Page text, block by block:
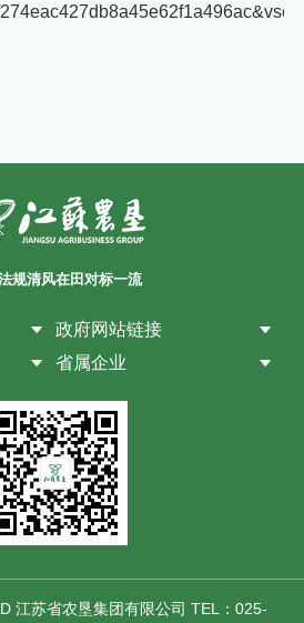
规清风在田 对标一流
政府网站链接
省属企业
江苏省农垦集团有限公司 TEL：025-